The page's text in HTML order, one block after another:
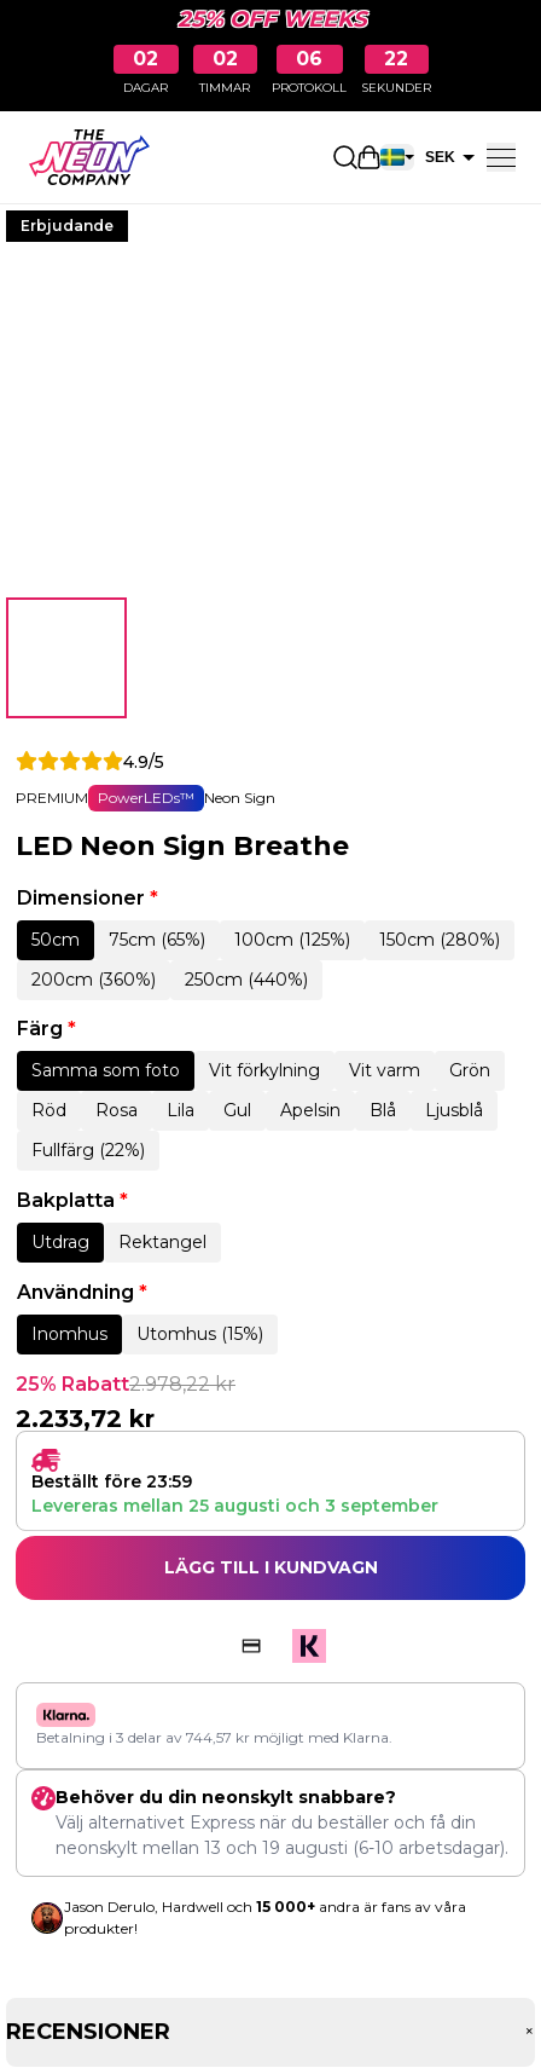
25% OFF WEEKS
02
DAGAR
02
TIMMAR
06
PROTOKOLL
21
SEKUNDER
ÖppnaSEK
Erbjudande
4.9/5
PREMIUM PowerLEDs™ Neon Sign
LED Neon Sign Breathe
Dimensioner *
50cm 75cm (65%) 100cm (125%)
150cm (280%)
200cm (360%)
250cm (440%)
Färg *
Samma som foto Vit förkylning Vit varm
Grön
Röd
Rosa Lila Gul Apelsin Blå
Ljusblå
Fullfärg (22%)
Bakplatta *
Utdrag Rektangel
Användning *
Inomhus Utomhus (15%)
25% Rabatt2.978,22kr
2.233,72 kr
Beställt före 23:59
Levereras mellan 25 augusti och 3 september
LÄGG TILL I KUNDVAGN
Betalning i 3 delar av 744,57 kr möjligt med Klarna.
Behöver du din neonskylt snabbare?
Välj alternativet Express när du beställer och få din
neonskylt mellan 13 och 19 augusti (6-10 arbetsdagar).
Jason Derulo, Hardwell och 15 000+ andra är fans av våra
produkter!
RECENSIONER +